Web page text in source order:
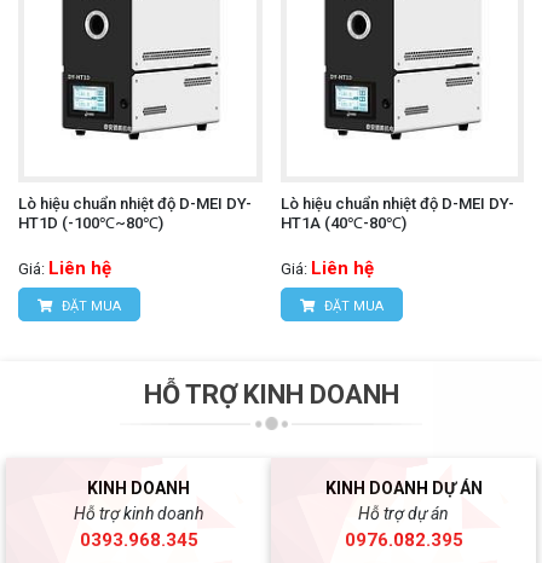
Lò hiệu chuẩn nhiệt độ D-MEI DY-
HT1D (-100℃~80℃)
Giá: Liên hệ
ĐẶT MUA
Lò hiệu chuẩn nhiệt độ D-MEI DY-
HT1A (40℃-80℃)
Giá: Liên hệ
ĐẶT MUA
HỖ TRỢ KINH DOANH
KINH DOANH
Hỗ trợ kinh doanh
0393.968.345
KINH DOANH DỰ ÁN
Hỗ trợ dự án
0976.082.395